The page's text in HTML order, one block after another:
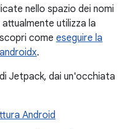
nello spazio dei nomi
utilizza la
come eseguire la
.
Jetpack, dai un'occhiata
Android